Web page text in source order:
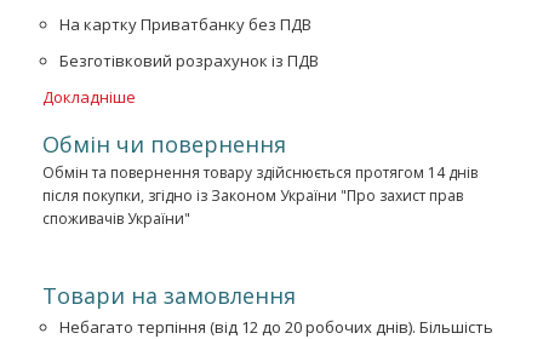
На картку Приватбанку без ПДВ
Безготівковий розрахунок із ПДВ
Докладніше
Обмін чи повернення
Обмін та повернення товару здійснюється протягом 14 днів
після покупки, згідно із Законом України "Про захист прав
споживачів України"
Товари на замовлення
Небагато терпіння (від 12 до 20 робочих днів). Більшість